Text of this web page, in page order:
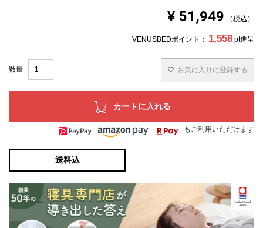
発生する場合がございます。また発送予定も変更になる場
※できる限り実際の色を再現するよう心がけております
が、閲覧環境により誤差がでる場合がございますのでご了
承ください。
¥ 51,949 税込
VENUSBEDポイント： 1,558 pt進呈
お気に入りに登録する
カートに入れる
もご利用いただけます
送料込